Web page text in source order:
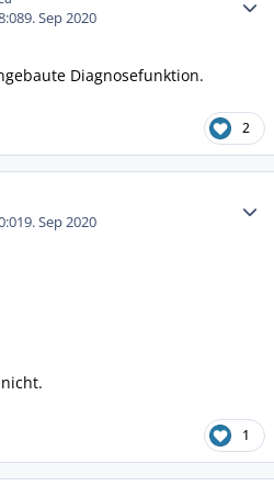
9. Sep 2020
Diagnosefunktion.
2
9. Sep 2020
1